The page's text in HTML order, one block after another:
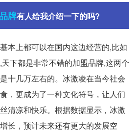
品牌有人给我介绍一下的吗?
本上都可以在国内这边经营的,比如
下都是非常不错的加盟品牌,这两个
十几万左右的。冰激凌在当今社会
，更成为了一种文化符号，让人们
清凉和快乐。根据数据显示，冰激
长，预计未来还有更大的发展空